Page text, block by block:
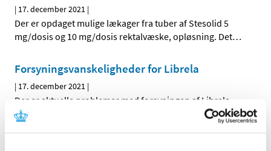
| 17. december 2021 |
Der er opdaget mulige lækager fra tuber af Stesolid 5
mg/dosis og 10 mg/dosis rektalvæske, opløsning. Det…
Forsyningsvanskeligheder for Librela
| 17. december 2021 |
Der er aktuelle problemer med forsyningen af Librela,
injektionsvæske, opløsning, 5 mg, 10 mg, 15 mg, 20 mg…